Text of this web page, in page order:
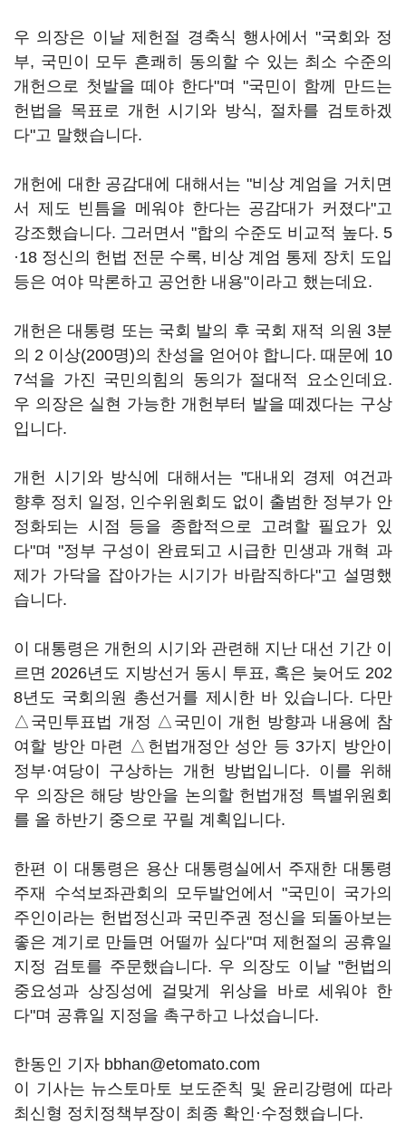
우 의장은 이날 제헌절 경축식 행사에서 "국회와 정
부, 국민이 모두 흔쾌히 동의할 수 있는 최소 수준의
개헌으로 첫발을 떼야 한다"며 "국민이 함께 만드는
헌법을 목표로 개헌 시기와 방식, 절차를 검토하겠
다"고 말했습니다.
개헌에 대한 공감대에 대해서는 "비상 계엄을 거치면
서 제도 빈틈을 메워야 한다는 공감대가 커졌다"고
강조했습니다. 그러면서 "합의 수준도 비교적 높다. 5
·18 정신의 헌법 전문 수록, 비상 계엄 통제 장치 도입
등은 여야 막론하고 공언한 내용"이라고 했는데요.
개헌은 대통령 또는 국회 발의 후 국회 재적 의원 3분
의 2 이상(200명)의 찬성을 얻어야 합니다. 때문에 10
7석을 가진 국민의힘의 동의가 절대적 요소인데요.
우 의장은 실현 가능한 개헌부터 발을 떼겠다는 구상
입니다.
개헌 시기와 방식에 대해서는 "대내외 경제 여건과
향후 정치 일정, 인수위원회도 없이 출범한 정부가 안
정화되는 시점 등을 종합적으로 고려할 필요가 있
다"며 "정부 구성이 완료되고 시급한 민생과 개혁 과
제가 가닥을 잡아가는 시기가 바람직하다"고 설명했
습니다.
이 대통령은 개헌의 시기와 관련해 지난 대선 기간 이
르면 2026년도 지방선거 동시 투표, 혹은 늦어도 202
8년도 국회의원 총선거를 제시한 바 있습니다. 다만
△국민투표법 개정 △국민이 개헌 방향과 내용에 참
여할 방안 마련 △헌법개정안 성안 등 3가지 방안이
정부·여당이 구상하는 개헌 방법입니다. 이를 위해
우 의장은 해당 방안을 논의할 헌법개정 특별위원회
를 올 하반기 중으로 꾸릴 계획입니다.
한편 이 대통령은 용산 대통령실에서 주재한 대통령
주재 수석보좌관회의 모두발언에서 "국민이 국가의
주인이라는 헌법정신과 국민주권 정신을 되돌아보는
좋은 계기로 만들면 어떨까 싶다"며 제헌절의 공휴일
지정 검토를 주문했습니다. 우 의장도 이날 "헌법의
중요성과 상징성에 걸맞게 위상을 바로 세워야 한
다"며 공휴일 지정을 촉구하고 나섰습니다.
한동인 기자 bbhan@etomato.com
이 기사는 뉴스토마토 보도준칙 및 윤리강령에 따라
최신형 정치정책부장이 최종 확인·수정했습니다.